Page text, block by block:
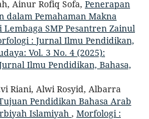
Ainur Rofiq Sofa, Penerapan
dalam Pemahaman Makna
SMP Pesantren Zainul
: Jurnal Ilmu Pendidikan,
Vol. 3 No. 4 (2025):
Ilmu Pendidikan, Bahasa,
Riani, Alwi Rosyid, Albarra
Pendidikan Bahasa Arab
Islamiyah , Morfologi :